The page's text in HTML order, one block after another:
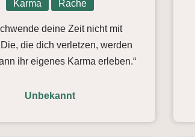
Karma Rache
deine Zeit nicht mit
die dich verletzen, werden
ihr eigenes Karma erleben.“
Unbekannt